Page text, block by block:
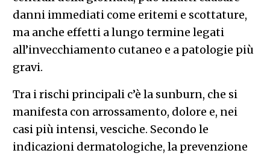
danni immediati come eritemi e scottature,
ma anche effetti a lungo termine legati
all’invecchiamento cutaneo e a patologie più
gravi.
Tra i rischi principali c’è la sunburn, che si
manifesta con arrossamento, dolore e, nei
casi più intensi, vesciche. Secondo le
indicazioni dermatologiche, la prevenzione